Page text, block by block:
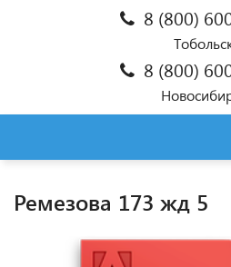
8 (800)
8 (800)
Ремезова 173 жд 5